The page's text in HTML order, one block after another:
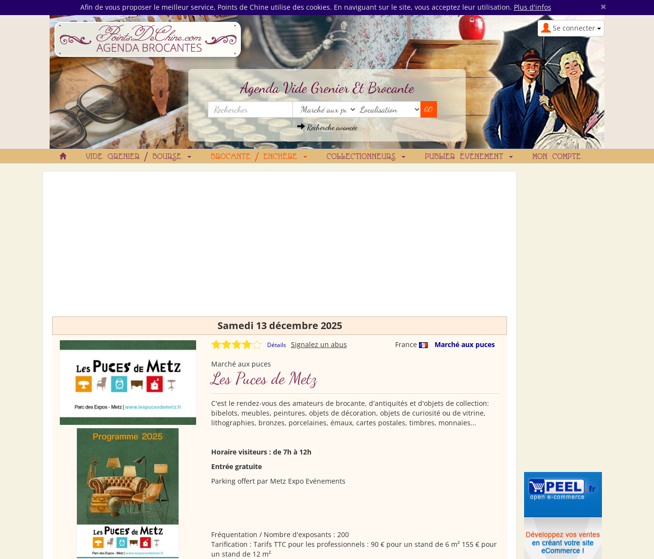
Afin de vous proposer le meilleur service, Points de Chine utilise des cookies. En naviguant sur le site, vous acceptez leur utilisation. Plus d'infos ×
Se connecter
Agenda Vide Grenier Et Brocante
Recherche avancée
VIDE GRENIER / BOURSE BROCANTE / ENCHÈRE COLLECTIONNEURS PUBLIER ÉVÉNEMENT MON COMPTE
Samedi 13 décembre 2025
Détails France Marché aux puces
Signalez un abus
Marché aux puces
Les Puces de Metz
C'est le rendez-vous des amateurs de brocante, d'antiquités et d'objets de collection:
bibelots, meubles, peintures, objets de décoration, objets de curiosité ou de vitrine,
lithographies, bronzes, porcelaines, émaux, cartes postales, timbres, monnaies...
Horaire visiteurs : de 7h à 12h
Entrée gratuite
Parking offert par Metz Expo Evénements
Fréquentation / Nombre d'exposants : 200
Tarification : Tarifs TTC pour les professionnels : 90 € pour un stand de 6 m² 155 € pour
un stand de 12 m²